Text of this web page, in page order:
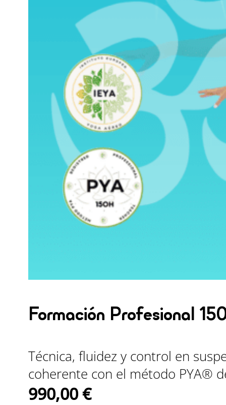
Formación Profesional
Técnica, fluidez y control en
coherente con el método PYA®
990,00€